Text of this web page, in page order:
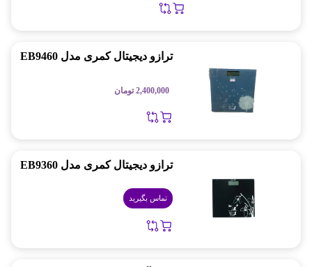
ترازو دیجیتال کمری مدل EB9460
2,400,000 تومان
ترازو دیجیتال کمری مدل EB9360
تماس بگیرید